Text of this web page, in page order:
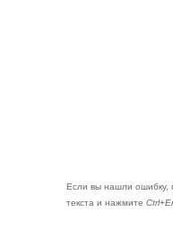
Если вы нашли ошибку,
текста и нажмите